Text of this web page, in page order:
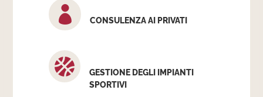
 CONSULENZA AI PRIVATI

GESTIONE DEGLI IMPIANTI
SPORTIVI